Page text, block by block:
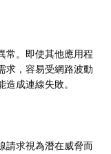
常。即使其他應用程
求，容易受網路波動
成連線失敗。
請求視為潛在威脅而